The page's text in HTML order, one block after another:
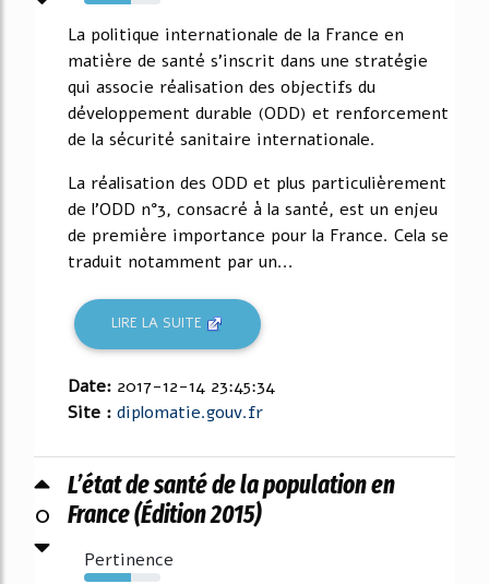
61%
La politique internationale de la France en
matière de santé s'inscrit dans une stratégie
qui associe réalisation des objectifs du
développement durable (ODD) et renforcement
de la sécurité sanitaire internationale.
La réalisation des ODD et plus particulièrement
de l'ODD n°3, consacré à la santé, est un enjeu
de première importance pour la France. Cela se
traduit notamment par un...
LIRE LA SUITE
Date: 2017-12-14 23:45:34
Site : diplomatie.gouv.fr
0
L’état de santé de la population en
France (Édition 2015)
Pertinence